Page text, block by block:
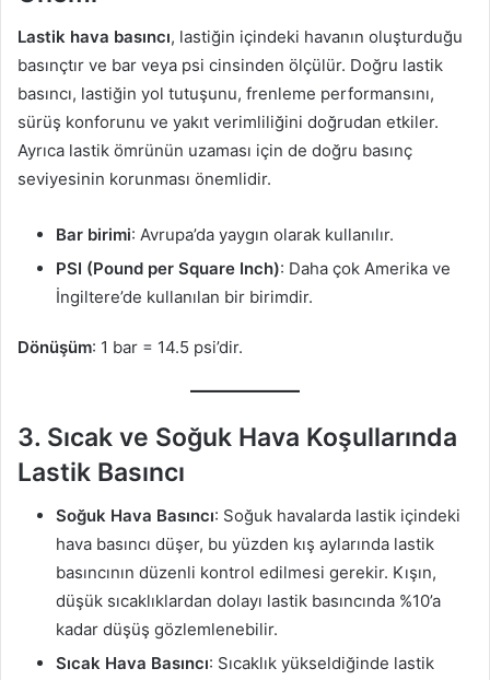
Lastik hava basıncı, lastiğin içindeki havanın oluşturduğu
basınçtır ve bar veya psi cinsinden ölçülür. Doğru lastik
basıncı, lastiğin yol tutuşunu, frenleme performansını,
sürüş konforunu ve yakıt verimliliğini doğrudan etkiler.
Ayrıca lastik ömrünün uzaması için de doğru basınç
seviyesinin korunması önemlidir.
Bar birimi: Avrupa’da yaygın olarak kullanılır.
PSI (Pound per Square Inch): Daha çok Amerika ve
İngiltere’de kullanılan bir birimdir.
Dönüşüm: 1 bar = 14.5 psi’dir.
3. Sıcak ve Soğuk Hava Koşullarında
Lastik Basıncı
Soğuk Hava Basıncı: Soğuk havalarda lastik içindeki
hava basıncı düşer, bu yüzden kış aylarında lastik
basıncının düzenli kontrol edilmesi gerekir. Kışın,
düşük sıcaklıklardan dolayı lastik basıncında %10’a
kadar düşüş gözlemlenebilir.
Sıcak Hava Basıncı: Sıcaklık yükseldiğinde lastik